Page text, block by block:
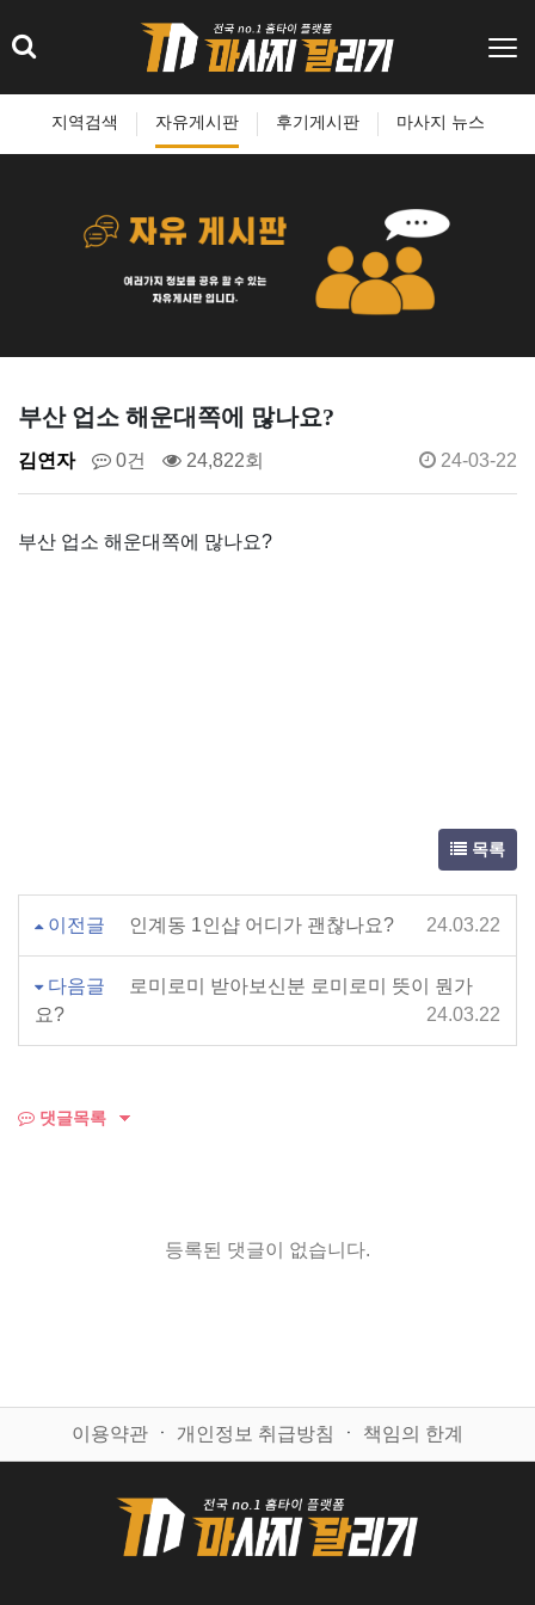
지역검색 자유게시판 후기게시판 마사지 뉴스
부산 업소 해운대쪽에 많나요?
김연자 0건 24,822회 24-03-22
부산 업소 해운대쪽에 많나요?
목록
이전글 인계동 1인샵 어디가 괜찮나요? 24.03.22
다음글
로미로미 받아보신분 로미로미 뜻이 뭔가
요?
24.03.22
댓글목록
등록된 댓글이 없습니다.
이용약관 ㆍ 개인정보 취급방침 ㆍ 책임의 한계